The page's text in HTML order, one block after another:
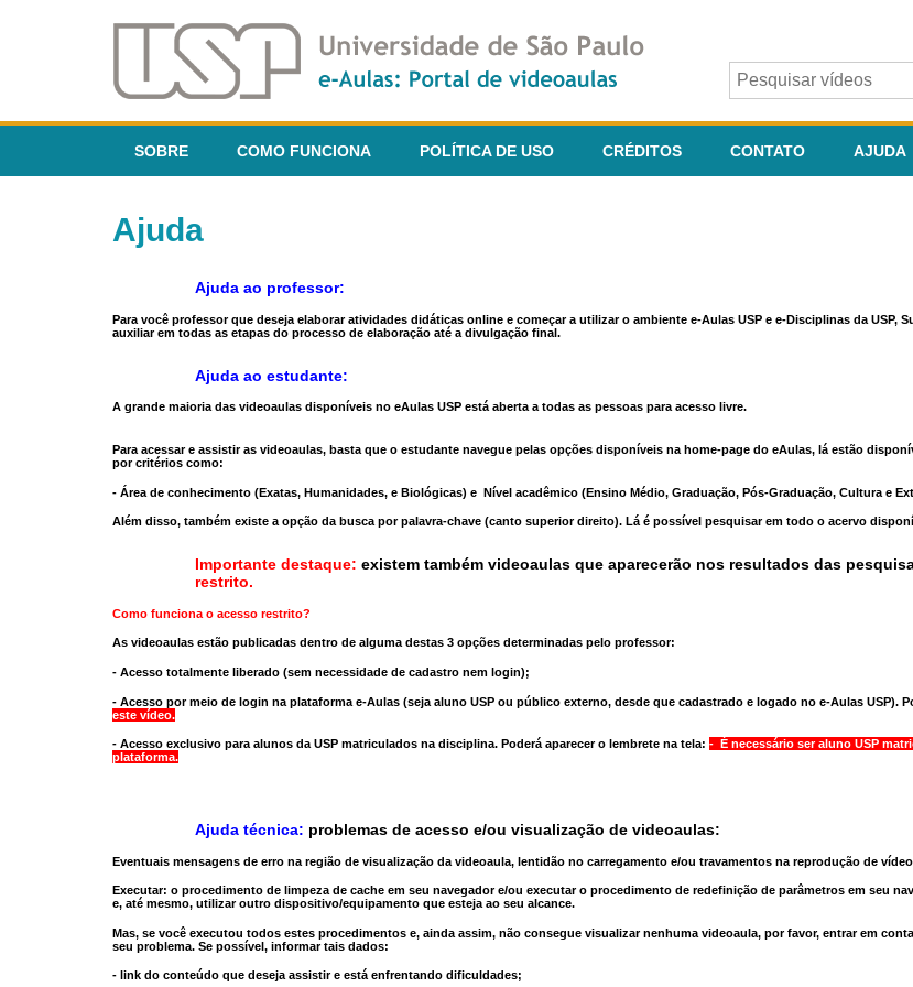
SOBRE COMO FUNCIONA POLÍTICA DE USO CRÉDITOS CONTATO AJUDA
Ajuda
Ajuda ao professor:
Para você professor que deseja elaborar atividades didáticas online e começar a utilizar o ambiente e-Aulas USP e e-Disciplinas da USP,
auxiliar em todas as etapas do processo de elaboração até a divulgação final.
Ajuda ao estudante:
A grande maioria das videoaulas disponíveis no eAulas USP está aberta a todas as pessoas para acesso livre.
Para acessar e assistir as videoaulas, basta que o estudante navegue pelas opções disponíveis na home-page do eAulas, lá estão
por critérios como:
- Área de conhecimento (Exatas, Humanidades, e Biológicas) e Nível acadêmico (Ensino Médio, Graduação, Pós-Graduação, Cultura e
Além disso, também existe a opção da busca por palavra-chave (canto superior direito). Lá é possível pesquisar em todo o acervo
Importante destaque: existem também videoaulas que aparecerão nos resultados das
restrito.
Como funciona o acesso restrito?
As videoaulas estão publicadas dentro de alguma destas 3 opções determinadas pelo professor:
- Acesso totalmente liberado (sem necessidade de cadastro nem login);
- Acesso por meio de login na plataforma e-Aulas (seja aluno USP ou público externo, desde que cadastrado e logado no e-Aulas USP).
este vídeo.
- Acesso exclusivo para alunos da USP matriculados na disciplina. Poderá aparecer o lembrete na tela: - É necessário ser aluno USP
plataforma.
Ajuda técnica: problemas de acesso e/ou visualização de videoaulas:
Eventuais mensagens de erro na região de visualização da videoaula, lentidão no carregamento e/ou travamentos na reprodução de
Executar: o procedimento de limpeza de cache em seu navegador e/ou executar o procedimento de redefinição de parâmetros em seu
e, até mesmo, utilizar outro dispositivo/equipamento que esteja ao seu alcance.
Mas, se você executou todos estes procedimentos e, ainda assim, não consegue visualizar nenhuma videoaula, por favor, entrar em
seu problema. Se possível, informar tais dados:
- link do conteúdo que deseja assistir e está enfrentando dificuldades;